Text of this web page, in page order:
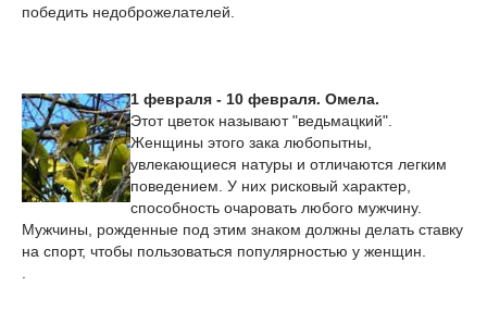
победить недоброжелателей.
1 февраля - 10 февраля. Омела.
Этот цветок называют "ведьмацкий".
Женщины этого зака любопытны,
увлекающиеся натуры и отличаются легким
поведением. У них рисковый характер,
способность очаровать любого мужчину.
Мужчины, рожденные под этим знаком должны делать ставку
на спорт, чтобы пользоваться популярностью у женщин.